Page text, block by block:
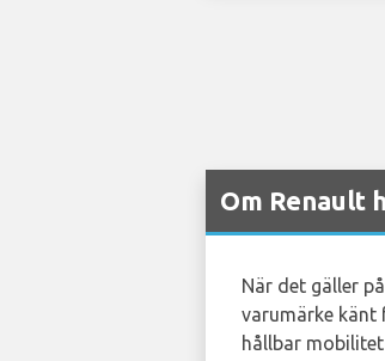
Om Renault
När det gäller
varumärke
hållbar